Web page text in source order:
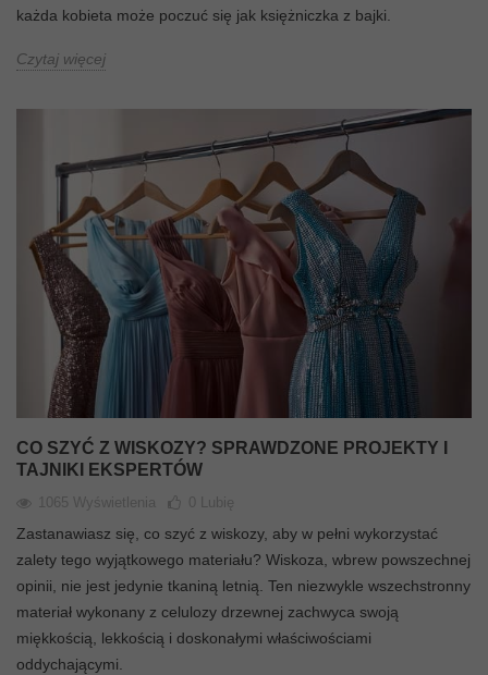
każda kobieta może poczuć się jak księżniczka z bajki.
Czytaj więcej
CO SZYĆ Z WISKOZY? SPRAWDZONE PROJEKTY I
TAJNIKI EKSPERTÓW
1065 Wyświetlenia 0 Lubię
Zastanawiasz się, co szyć z wiskozy, aby w pełni wykorzystać
zalety tego wyjątkowego materiału? Wiskoza, wbrew powszechnej
opinii, nie jest jedynie tkaniną letnią. Ten niezwykle wszechstronny
materiał wykonany z celulozy drzewnej zachwyca swoją
miękkością, lekkością i doskonałymi właściwościami
oddychającymi.